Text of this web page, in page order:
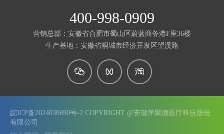
400-998-0909
营销总部：安徽省合肥市蜀山区蔚蓝商务港F座36楼
生产基地：安徽省桐城市经济开发区望溪路
皖ICP备2024030690号-2 COPYRIGHT @安徽萍聚德医疗科技股份
有限公司